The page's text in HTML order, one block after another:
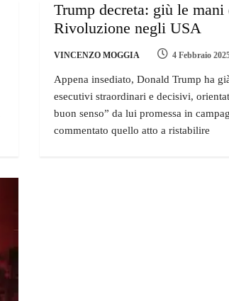
Trump decreta: giù le
Rivoluzione negli USA
VINCENZO MOGGIA 4 Febbraio
Appena insediato, Donald Trump ha
esecutivi straordinari e decisivi,
buon senso” da lui promessa in
commentato quello atto a ristabilire